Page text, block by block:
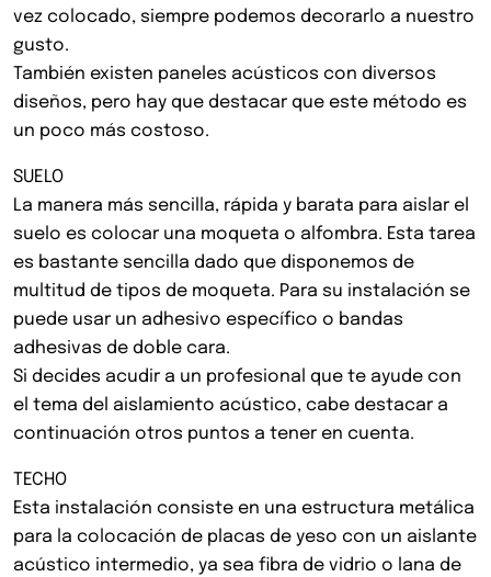
vez colocado, siempre podemos decorarlo a nuestro
gusto.
También existen paneles acústicos con diversos
diseños, pero hay que destacar que este método es
un poco más costoso.
SUELO
La manera más sencilla, rápida y barata para aislar el
suelo es colocar una moqueta o alfombra. Esta tarea
es bastante sencilla dado que disponemos de
multitud de tipos de moqueta. Para su instalación se
puede usar un adhesivo específico o bandas
adhesivas de doble cara.
Si decides acudir a un profesional que te ayude con
el tema del aislamiento acústico, cabe destacar a
continuación otros puntos a tener en cuenta.
TECHO
Esta instalación consiste en una estructura metálica
para la colocación de placas de yeso con un aislante
acústico intermedio, ya sea fibra de vidrio o lana de